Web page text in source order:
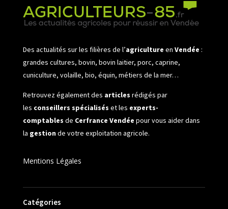
Des actualités sur les filières de l’agriculture en Vendée :
grandes cultures, bovin, bovin laitier, porc, caprine,
cuniculture, volaille, bio, équin, métiers de la mer…
Retrouvez également des articles rédigés par
les conseillers spécialisés et les experts-
comptables de Cerfrance Vendée pour vous aider dans
la gestionde votre exploitation agricole.
Mentions Légales
Catégories